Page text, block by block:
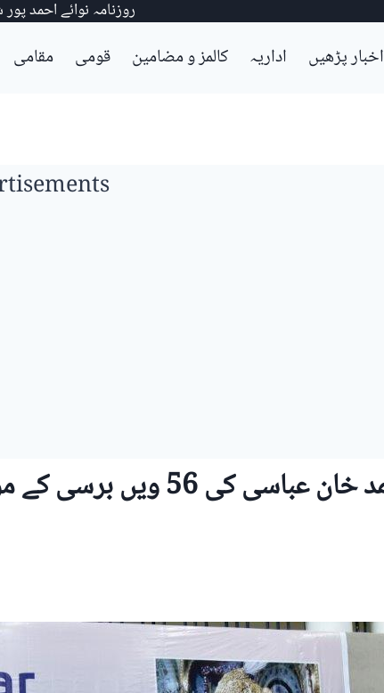
روزنامہ نوائے احمد
اخبار پڑھیں اداریہ کالمز و مضامین قومی مقامی
نواب سر صادق محمد